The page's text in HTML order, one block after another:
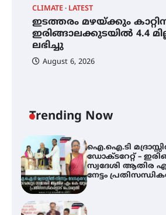
CLIMATE LATEST
ഇടത്തരം മഴയ്ക്കും
ഇരിങ്ങാലക്കുടയിൽ 4.4
ലഭിച്ചു
August 6, 2026
Trending Now
ഇടത്തരം മഴയ്ക്കും
സാധ്യത
മില്ലി മീറ്റർ മഴ
നേട്ടം
മെഡിക്കൽ ക്യാമ്പ്